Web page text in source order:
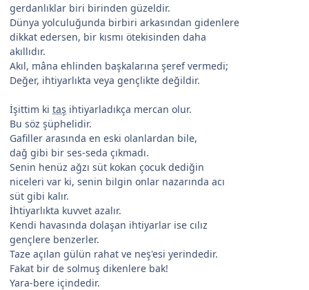
gerdanlıklar biri birinden güzeldir.
Dünya yolculuğunda birbiri arkasından gidenlere
dikkat edersen, bir kısmı ötekisinden daha
akıllıdır.
Akıl, mâna ehlinden başkalarına şeref vermedi;
Değer, ihtiyarlıkta veya gençlikte değildir.
İşittim ki taş ihtiyarladıkça mercan olur.
Bu söz şüphelidir.
Gafiller arasında en eski olanlardan bile,
dağ gibi bir ses-seda çıkmadı.
Senin henüz ağzı süt kokan çocuk dediğin
niceleri var ki, senin bilgin onlar nazarında acı
süt gibi kalır.
İhtiyarlıkta kuvvet azalır.
Kendi havasında dolaşan ihtiyarlar ise cılız
gençlere benzerler.
Taze açılan gülün rahat ve neş'esi yerindedir.
Fakat bir de solmuş dikenlere bak!
Yara-bere içindedir.